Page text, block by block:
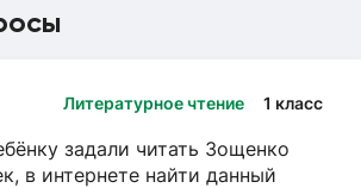
Литературное чтение 1 класс
задали читать Зощенко
в интернете найти данный